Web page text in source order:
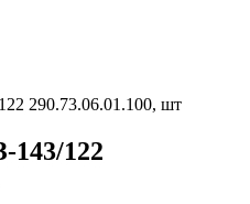
290.73.06.01.100, шт
143/122